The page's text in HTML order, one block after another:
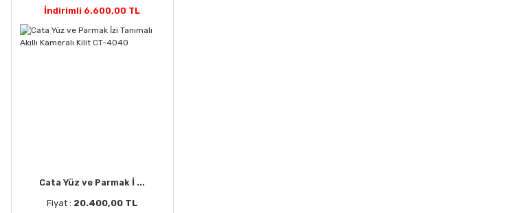
İndirimli 6.600,00 TL
Cata Yüz ve Parmak İ ...
Fiyat : 20.400,00 TL